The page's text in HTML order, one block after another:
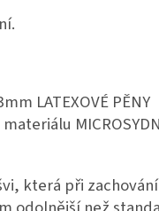
LATEXOVÉ PĚNY
která při zachování